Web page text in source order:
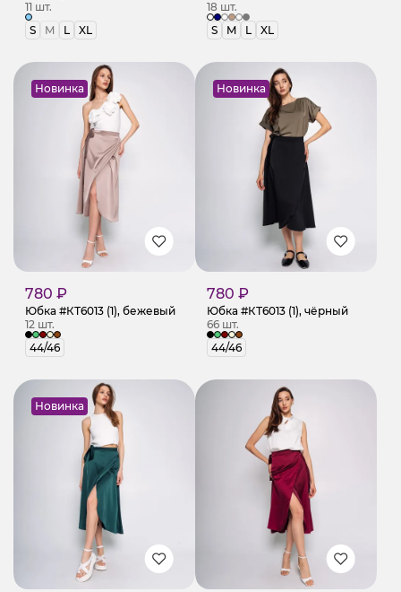
11 шт.
S
M L XL
18 шт.
S
M L XL
Новинка
780 ₽
Юбка #КТ6013 (1), бежевый
12 шт.
44/46
Новинка
780 ₽
Юбка #КТ6013 (1), чёрный
66 шт.
44/46
Новинка